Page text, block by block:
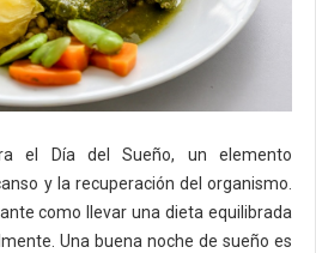
el Día del Sueño, un elemento
y la recuperación del organismo.
como llevar una dieta equilibrada
Una buena noche de sueño es